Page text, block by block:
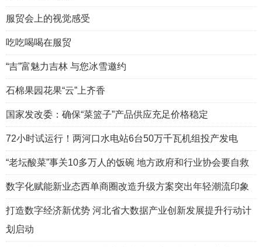
服贸会上的视觉感受
吃吃喝喝在服贸
“吉”富魅力吉林 与您冰雪邀约
石棉果园花果“云”上齐香
国家发改委：确保“菜篮子”产品供应充足价格稳定
72小时试运行！两河口水电站6台50万千瓦机组投产发电
“老坛酸菜”事关10多万人的饭碗 地方政府和行业协会要自救
数字化赋能新业态西单商圈改造升级方案突出年轻潮流印象
打造数字经济新优势 河北省大数据产业创新发展提升行动计
划启动